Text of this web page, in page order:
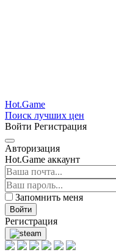
Hot.Game
Поиск лучших цен
Войти Регистрация
Авторизация
Hot.Game аккаунт
Запомнить меня
Войти
Регистрация